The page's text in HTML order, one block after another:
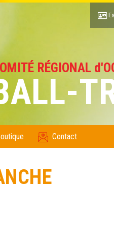
RÉGIONAL
Contact